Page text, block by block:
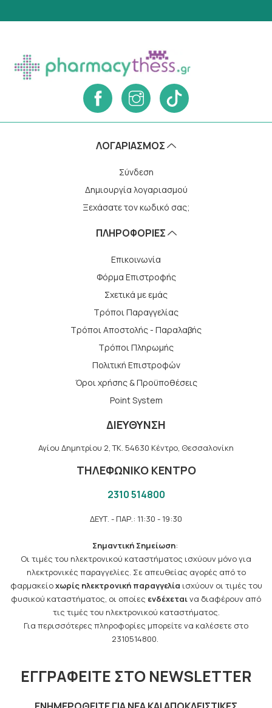
ΛΟΓΑΡΙΑΣΜΌΣ
Σύνδεση
Δημιουργία λογαριασμού
Ξεχάσατε τον κωδικό σας;
ΠΛΗΡΟΦΟΡΙΕΣ
Επικοινωνία
Φόρμα Επιστροφής
Σχετικά με εμάς
Τρόποι Παραγγελίας
Τρόποι Αποστολής - Παραλαβής
Tρόποι Πληρωμής
Πολιτική Επιστροφών
Όροι χρήσης & Προϋποθέσεις
Point System
ΔΙΕΥΘΥΝΣΗ
Αγίου Δημητρίου 2, TK. 54630 Κέντρο, Θεσσαλονίκη
ΤΗΛΕΦΩΝΙΚΟ ΚΕΝΤΡΟ
2310 514800
ΔΕΥΤ. - ΠΑΡ.: 11:30 - 19:30
Σημαντική Σημείωση:
Οι τιμές του ηλεκτρονικού καταστήματος ισχύουν μόνο για
ηλεκτρονικές παραγγελίες. Σε απευθείας αγορές από το
φαρμακείοχωρίς ηλεκτρονική παραγγελία ισχύουν οι τιμές του
φυσικού καταστήματος, οι οποίες ενδέχεταινα διαφέρουν από
τις τιμές του ηλεκτρονικού καταστήματος.
Για περισσότερες πληροφορίες μπορείτε να καλέσετε στο
2310514800.
ΕΓΓΡΑΦΕΊΤΕ ΣΤΟ NEWSLETTER